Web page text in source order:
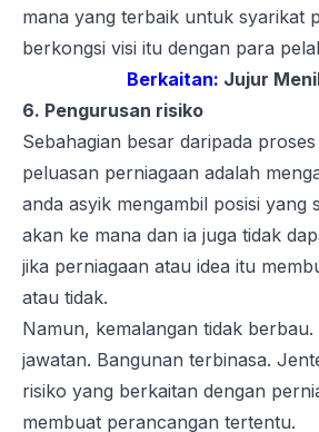
mana yang terbaik untuk syarikat
berkongsi visi itu dengan para
Berkaitan: Jujur
6. Pengurusan risiko
Sebahagian besar daripada
peluasan perniagaan adalah
anda asyik mengambil posisi yang
akan ke mana dan ia juga tidak
jika perniagaan atau idea itu
atau tidak.
Namun, kemalangan tidak
jawatan. Bangunan terbinasa.
risiko yang berkaitan dengan
membuat perancangan tertentu.